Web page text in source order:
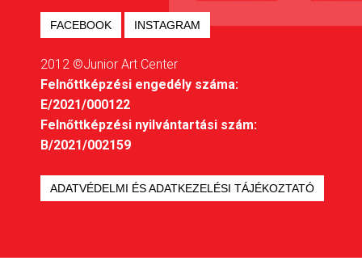
FACEBOOK INSTAGRAM
2012 ©Junior Art Center
Felnőttképzési engedély száma:
E/2021/000122
Felnőttképzési nyilvántartási szám:
B/2021/002159
ADATVÉDELMI ÉS ADATKEZELÉSI TÁJÉKOZTATÓ